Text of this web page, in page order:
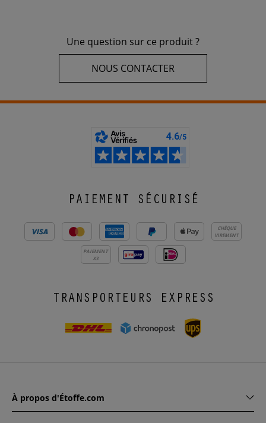
Une question sur ce produit ?
NOUS CONTACTER
PAIEMENT SÉCURISÉ
CHÈQUE
VIREMENT
PAIEMENT
X3
TRANSPORTEURS EXPRESS
À propos d'Étoffe.com